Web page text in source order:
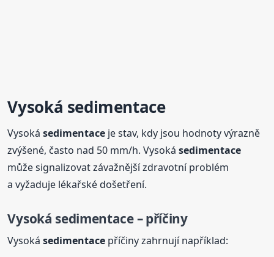
Vysoká sedimentace
Vysokásedimentace je stav, kdy jsou hodnoty výrazně
zvýšené, často nad 50 mm/h. Vysokásedimentace
může signalizovat závažnější zdravotní problém
a vyžaduje lékařské došetření.
Vysoká sedimentace– příčiny
Vysokásedimentace příčiny zahrnují například: